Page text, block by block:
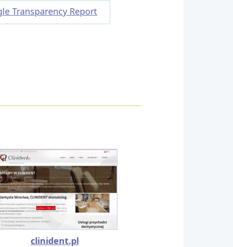
Transparency Report
clinident.pl